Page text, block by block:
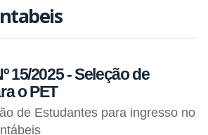
15/2025 - Seleção de
o PET
de Estudantes para ingresso no